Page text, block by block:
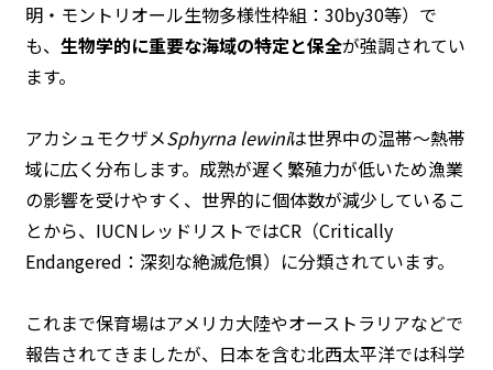
明・モントリオール生物多様性枠組：30by30等）で
も、 生物学的に重要な海域の特定と保全が強調されてい
ます。
アカシュモクザメSphyrna lewiniは世界中の温帯～熱帯
域に広く分布します。成熟が遅く繁殖力が低いため漁業
の影響を受けやすく、世界的に個体数が減少しているこ
とから、IUCNレッドリストではCR（Critically
Endangered：深刻な絶滅危惧）に分類されています。
これまで保育場はアメリカ大陸やオーストラリアなどで
報告されてきましたが、日本を含む北西太平洋では科学